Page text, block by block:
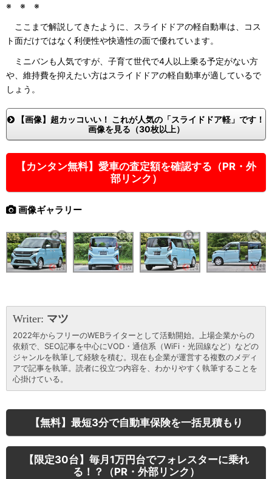
※ ※ ※
ここまで解説してきたように、スライドドアの軽自動車は、コス
ト面だけではなく利便性や快適性の面で優れています。
ミニバンも人気ですが、子育て世代で4人以上乗る予定がない方
や、維持費を抑えたい方はスライドドアの軽自動車が適しているで
しょう。
【画像】超カッコいい！ これが人気の「スライドドア軽」です！
画像を見る（30枚以上）
【カンタン無料】愛車の査定額を確認する（PR・外
部リンク）
画像ギャラリー
Writer: マツ
2022年からフリーのWEBライターとして活動開始。上場企業からの
依頼で、SEO記事を中心にVOD・通信系（WiFi・光回線など）などの
ジャンルを執筆して経験を積む。現在も企業が運営する複数のメディ
アで記事を執筆。読者に役立つ内容を、わかりやすく執筆することを
心掛けている。
【無料】最短3分で自動車保険を一括見積もり
【限定30台】毎月1万円台でフォレスターに乗れ
る！？（PR・外部リンク）